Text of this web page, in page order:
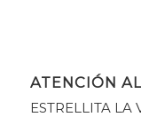
ATENCIÓN
ESTRELLITA LA